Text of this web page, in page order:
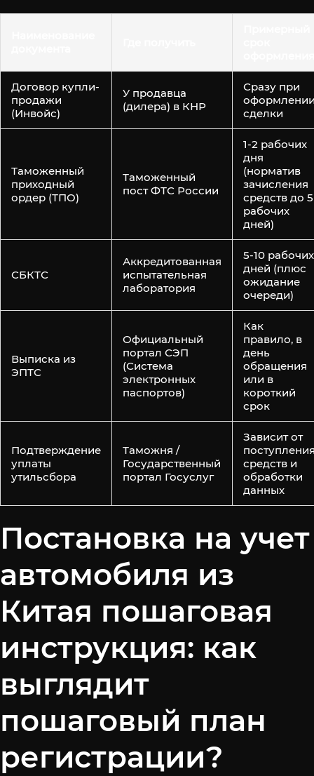
Договор купли-
продажи
(Инвойс)
У продавца
(дилера) в КНР
Сразу при
сделки
Таможенный
приходный
ордер (ТПО)
Таможенный
пост ФТС России
1-2 рабочих
дня
(норматив
зачисления
средств до 5
рабочих
дней)
СБКТС
Аккредитованная
испытательная
лаборатория
5-10 рабочих
дней (плюс
ожидание
очереди)
Выписка из
ЭПТС
Официальный
портал СЭП
(Система
электронных
паспортов)
Как
правило, в
день
обращения
или в
короткий
срок
Подтверждение
уплаты
утильсбора
Таможня /
Государственный
портал Госуслуг
Зависит от
средств и
обработки
данных
Постановка на учет
автомобиля из
Китая пошаговая
инструкция: как
выглядит
пошаговый план
регистрации?